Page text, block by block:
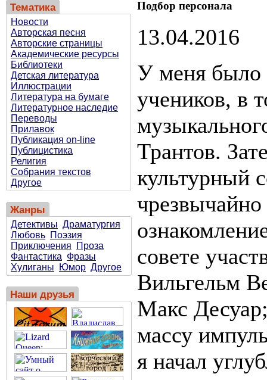
Тематика
Новости
Авторская песня
Авторские страницы
Академические ресурсы
Библиотеки
Детская литература
Иллюстрации
Литература на бумаге
Литературное наследие
Переводы
Прилавок
Публикация on-line
Публицистика
Религия
Собрания текстов
Другое
Жанры
Детективы Драматургия
Любовь Поэзия
Приключения
Проза
Фантастика Фразы
Хулиганы
Юмор Другое
Наши друзья
Подбор персонала
13.04.2016
У меня было
учеников, в
Трантов.
культурный
совете
Вильгельм
Макс
массу
я начал